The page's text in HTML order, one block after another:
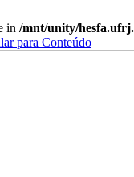
in /mnt/unity/
para Conteúdo